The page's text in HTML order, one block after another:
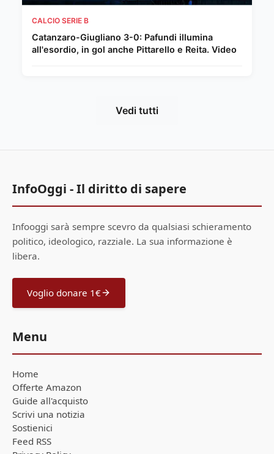
CALCIO SERIE B
Catanzaro-Giugliano 3-0: Pafundi illumina
all'esordio, in gol anche Pittarello e Reita. Video
Vedi tutti
InfoOggi - Il diritto di sapere
Infooggi sarà sempre scevro da qualsiasi schieramento
politico, ideologico, razziale. La sua informazione è
libera.
Voglio donare 1€
Menu
Home
Offerte Amazon
Guide all'acquisto
Scrivi una notizia
Sostienici
Feed RSS